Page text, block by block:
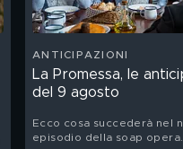
ANTICIPAZIONI
La Promessa, le
del 9 agosto
Ecco cosa succederà nel
episodio della soap opera